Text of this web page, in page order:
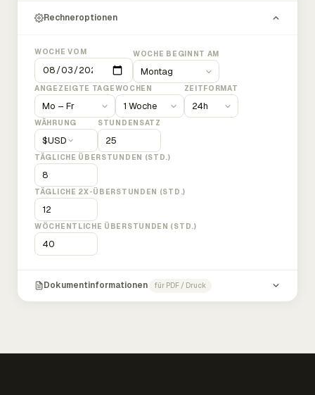
Rechneroptionen
WOCHE VOM WOCHE BEGINNT AM
ANGEZEIGTE TAGEWOCHEN ZEITFORMAT
WÄHRUNG
$USD
STUNDENSATZ
TÄGLICHE ÜBERSTUNDEN (STD.)
TÄGLICHE 2X-ÜBERSTUNDEN (STD.)
WÖCHENTLICHE ÜBERSTUNDEN (STD.)
Dokumentinformationen für PDF / Druck